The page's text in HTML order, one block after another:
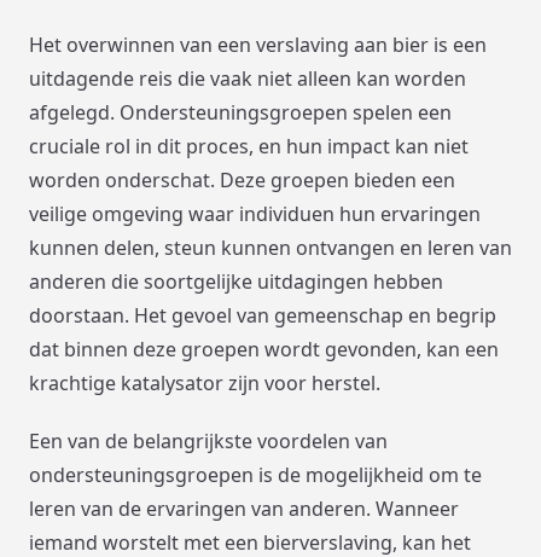
Het overwinnen van een verslaving aan bier is een
uitdagende reis die vaak niet alleen kan worden
afgelegd. Ondersteuningsgroepen spelen een
cruciale rol in dit proces, en hun impact kan niet
worden onderschat. Deze groepen bieden een
veilige omgeving waar individuen hun ervaringen
kunnen delen, steun kunnen ontvangen en leren van
anderen die soortgelijke uitdagingen hebben
doorstaan. Het gevoel van gemeenschap en begrip
dat binnen deze groepen wordt gevonden, kan een
krachtige katalysator zijn voor herstel.
Een van de belangrijkste voordelen van
ondersteuningsgroepen is de mogelijkheid om te
leren van de ervaringen van anderen. Wanneer
iemand worstelt met een bierverslaving, kan het